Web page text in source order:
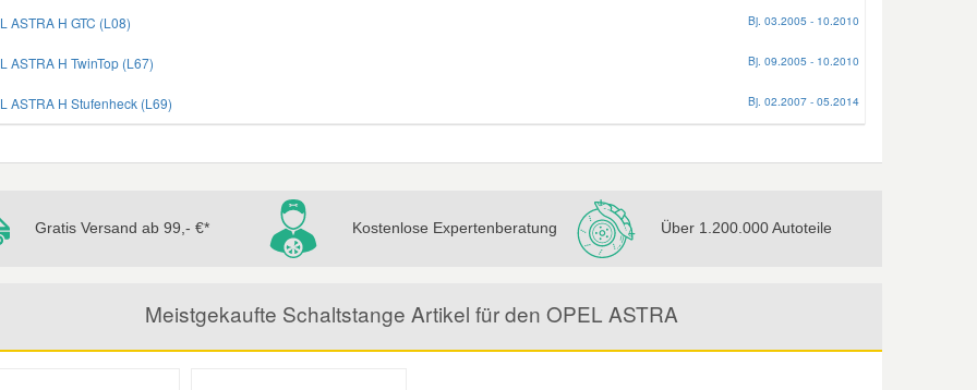
ASTRA H GTC (L08) Bj. 03.2005 - 10.2010
ASTRA H TwinTop (L67) Bj. 09.2005 - 10.2010
ASTRA H Stufenheck (L69) Bj. 02.2007 - 05.2014
Gratis Versand ab 99,- €* Kostenlose Expertenberatung Über 1.200.000 Autoteile
Meistgekaufte Schaltstange Artikel für den OPEL ASTRA